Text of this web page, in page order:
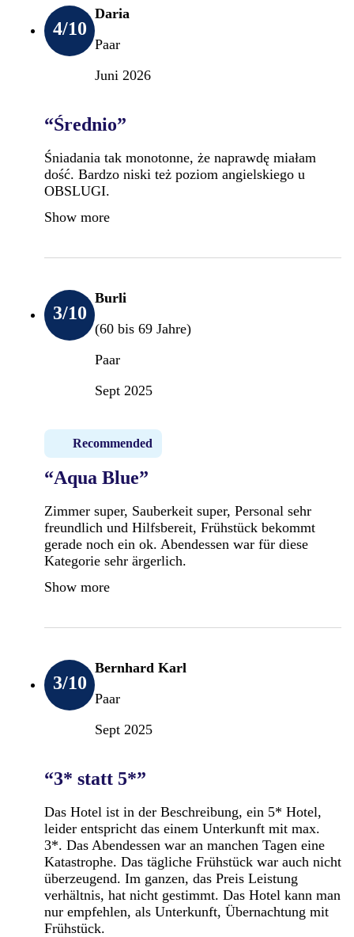
4/10
Daria
Paar
Juni 2026
“Średnio”
Śniadania tak monotonne, że naprawdę miałam
dość. Bardzo niski też poziom angielskiego u
OBSLUGI.
Show more
3/10
Burli
(60 bis 69 Jahre)
Paar
Sept 2025
Recommended
“Aqua Blue”
Zimmer super, Sauberkeit super, Personal sehr
freundlich und Hilfsbereit, Frühstück bekommt
gerade noch ein ok. Abendessen war für diese
Kategorie sehr ärgerlich.
Show more
3/10
Bernhard Karl
Paar
Sept 2025
“3* statt 5*”
Das Hotel ist in der Beschreibung, ein 5* Hotel,
leider entspricht das einem Unterkunft mit max.
3*. Das Abendessen war an manchen Tagen eine
Katastrophe. Das tägliche Frühstück war auch nicht
überzeugend. Im ganzen, das Preis Leistung
verhältnis, hat nicht gestimmt. Das Hotel kann man
nur empfehlen, als Unterkunft, Übernachtung mit
Frühstück.